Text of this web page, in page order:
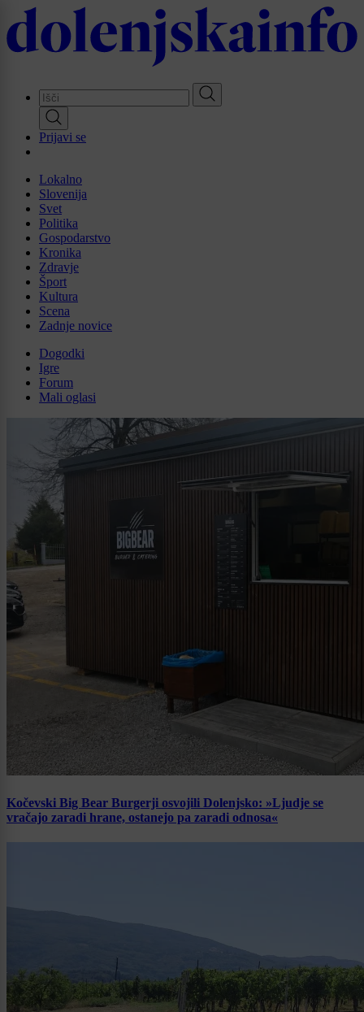
Skip
to
main
Prijavi se
Lokalno
Slovenija
Svet
Politika
Gospodarstvo
Kronika
Zdravje
Šport
Kultura
Scena
Zadnje novice
Dogodki
Igre
Forum
Mali oglasi
Kočevski Big Bear Burgerji osvojili Dolenjsko: »Ljudje se
vračajo zaradi hrane, ostanejo pa zaradi odnosa«